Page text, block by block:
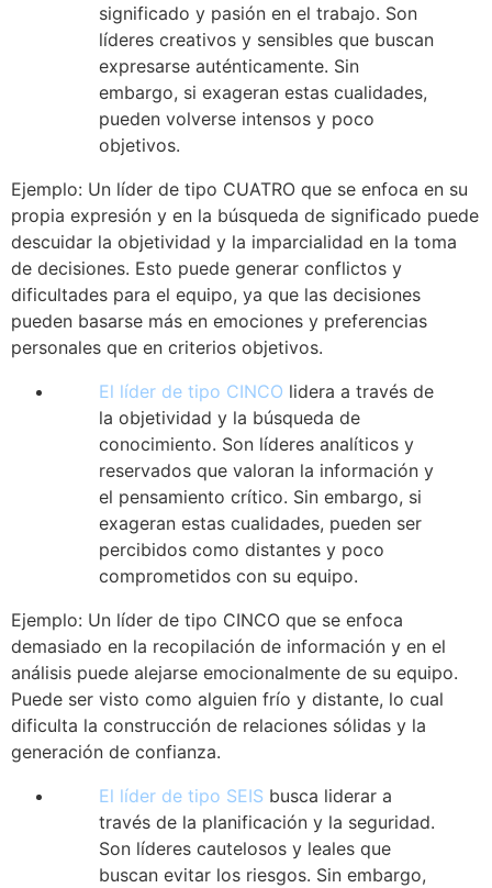
significado y pasión en el trabajo. Son
líderes creativos y sensibles que buscan
expresarse auténticamente. Sin
embargo, si exageran estas cualidades,
pueden volverse intensos y poco
objetivos.
Ejemplo: Un líder de tipo CUATRO que se enfoca en su
propia expresión y en la búsqueda de significado puede
descuidar la objetividad y la imparcialidad en la toma
de decisiones. Esto puede generar conflictos y
dificultades para el equipo, ya que las decisiones
pueden basarse más en emociones y preferencias
personales que en criterios objetivos.
El líder de tipo CINCO lidera a través de
la objetividad y la búsqueda de
conocimiento. Son líderes analíticos y
reservados que valoran la información y
el pensamiento crítico. Sin embargo, si
exageran estas cualidades, pueden ser
percibidos como distantes y poco
comprometidos con su equipo.
Ejemplo: Un líder de tipo CINCO que se enfoca
demasiado en la recopilación de información y en el
análisis puede alejarse emocionalmente de su equipo.
Puede ser visto como alguien frío y distante, lo cual
dificulta la construcción de relaciones sólidas y la
generación de confianza.
El líder de tipo SEIS busca liderar a
través de la planificación y la seguridad.
Son líderes cautelosos y leales que
buscan evitar los riesgos. Sin embargo,